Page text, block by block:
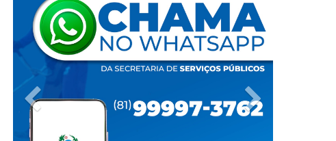
Previous